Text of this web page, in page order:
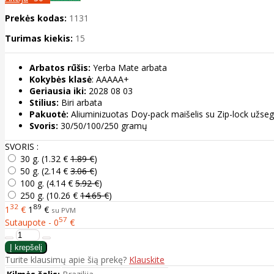
Prekės kodas: 1131
Turimas kiekis: 15
Arbatos rūšis: Yerba Mate arbata
Kokybės klasė: AAAAA+
Geriausia iki: 2028 08 03
Stilius: Biri arbata
Pakuotė: Aliuminizuotas Doy-pack maišelis su Zip-lock
Svoris: 30/50/100/250 gramų
SVORIS :
30 g. (1.32 € 1.89 €)
50 g. (2.14 € 3.06 €)
100 g. (4.14 € 5.92 €)
250 g. (10.26 € 14.65 €)
1 32 € 1 89 € su PVM
Sutaupote - 057 €
Turite klausimų apie šią prekę? Klauskite